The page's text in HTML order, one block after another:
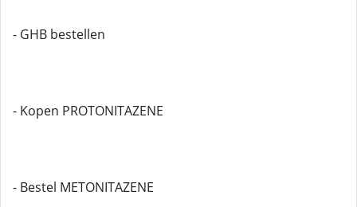
- GHB bestellen
- Kopen PROTONITAZENE
- Bestel METONITAZENE